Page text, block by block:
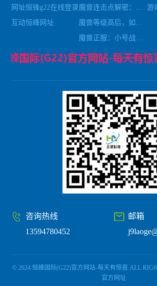
网址恒锋g22在线登录
互动恒峰网址
游
邮箱
咨询热线
13594780452
© 2024 恒峰国际(G22)官方网站-每天有惊喜 ALL
官方网址